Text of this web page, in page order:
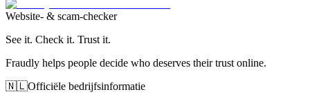
Website- & scam-checker
See it. Check it. Trust it.
Fraudly helps people decide who deserves their trust online.
🇳🇱Officiële bedrijfsinformatie